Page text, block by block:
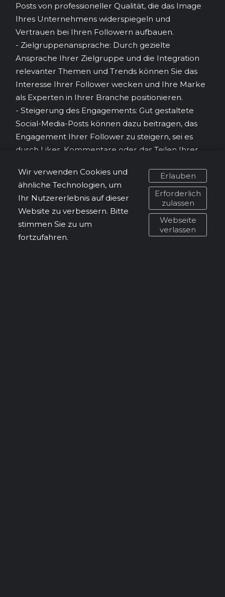
Posts von professioneller Qualität, die das Image
Ihres Unternehmens widerspiegeln und
Vertrauen bei Ihren Followern aufbauen.
- Zielgruppenansprache: Durch gezielte
Ansprache Ihrer Zielgruppe und die Integration
relevanter Themen und Trends können Sie das
Interesse Ihrer Follower wecken und Ihre Marke
als Experten in Ihrer Branche positionieren.
- Steigerung des Engagements: Gut gestaltete
Social-Media-Posts können dazu beitragen, das
Engagement Ihrer Follower zu steigern, sei es
durch Likes, Kommentare oder das Teilen Ihrer
erhöhen und neue potenzielle Kunden erreichen.
Lassen Sie mich Ihnen dabei helfen, Social-Media-
Posts zu gestalten, die Ihre Botschaft klar
kommunizieren und Ihr Unternehmen
erfolgreich präsentieren. Kontaktieren Sie mich
Wir verwenden Cookies und
ähnliche Technologien, um
Ihr Nutzererlebnis auf dieser
Website zu verbessern. Bitte
stimmen Sie zu um
fortzufahren.
Erlauben
Erforderlich
zulassen
Webseite
verlassen